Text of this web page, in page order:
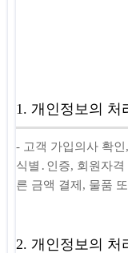
1. 개인정보의 처
- 고객 가입의사 확
식별․인증, 회원자
른 금액 결제, 물품
2. 개인정보의 처